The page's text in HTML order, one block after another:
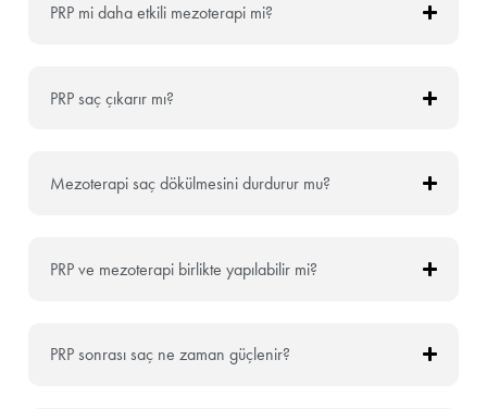
PRP mi daha etkili mezoterapi mi?
PRP saç çıkarır mı?
Mezoterapi saç dökülmesini durdurur mu?
PRP ve mezoterapi birlikte yapılabilir mi?
PRP sonrası saç ne zaman güçlenir?